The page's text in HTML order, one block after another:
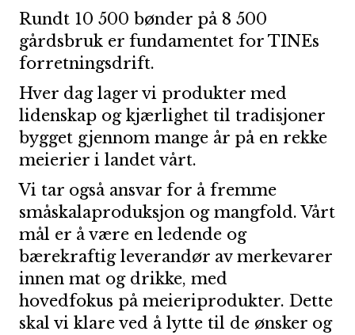
Rundt 10 500 bønder på 8 500
gårdsbruk er fundamentet for TINEs
forretningsdrift.
Hver dag lager vi produkter med
lidenskap og kjærlighet til tradisjoner
bygget gjennom mange år på en rekke
meierier i landet vårt.
Vi tar også ansvar for å fremme
småskalaproduksjon og mangfold. Vårt
mål er å være en ledende og
bærekraftig leverandør av merkevarer
innen mat og drikke, med
hovedfokus på meieriprodukter. Dette
skal vi klare ved å lytte til de ønsker og